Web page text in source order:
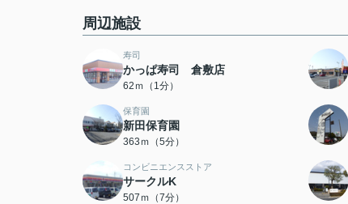
周辺施設
寿司
かっぱ寿司 倉敷店
62ｍ（1分）
保育園
新田保育園
363ｍ（5分）
コンビニエンスストア
サークルK
507ｍ（7分）